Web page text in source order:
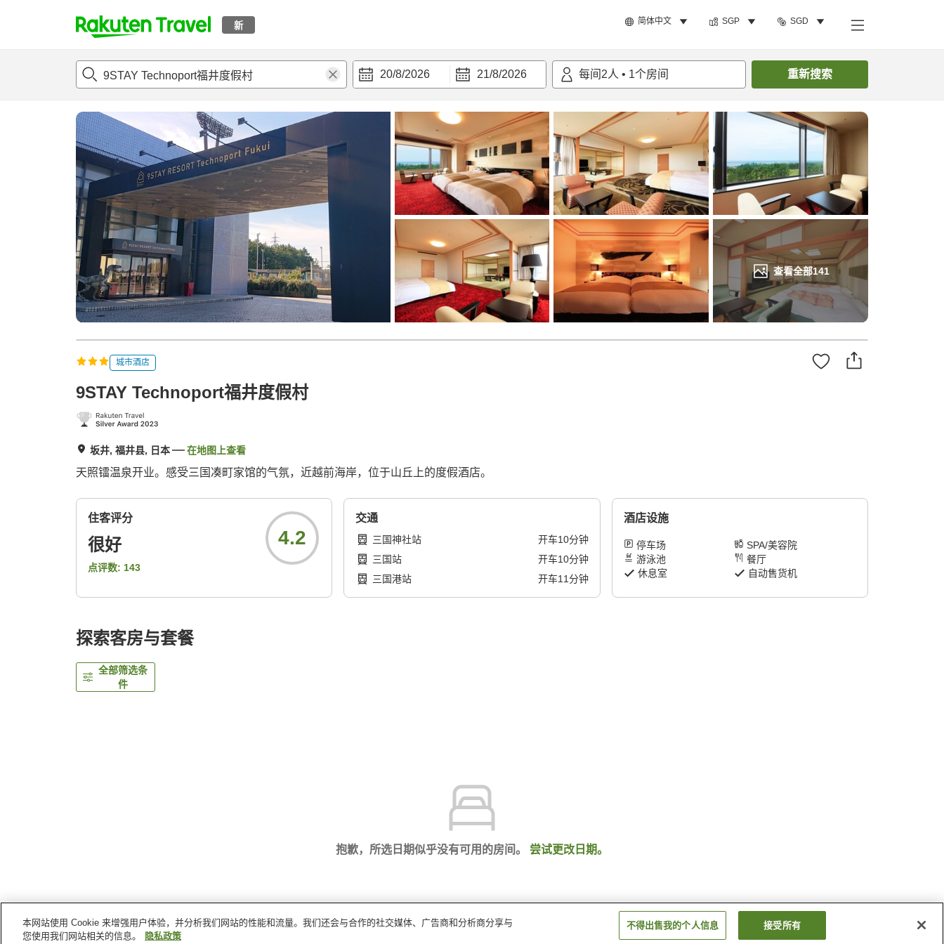
新 简体中文 SGP SGD
t
p
a
g
e
_
e
a
r
c
h
20/8/2026 21/8/2026 每间 2人 • 1个房间 重新搜索
查看全部141
概况 客房及住宿套餐 设施 搜索客房
城市酒店
9STAY Technoport福井度假村
坂井, 福井县, 日本 在地图上查看
天照镭温泉开业。感受三国凑町家馆的气氛，近越前海岸，位于山丘上的度假酒店。
住客评分
很好
点评数: 143
4.2
交通
三国神社站 开车10分钟
三国站
开车10分钟
三国港站
开车11分钟
酒店设施
停车场
SPA/美容院
游泳池
餐厅
休息室
自动售货机
探索客房与套餐
全部筛选条
件
抱歉，所选日期似乎没有可用的房间。 尝试更改日期。
首页 日本 福井县
本网站使用 Cookie 来增强用户体验，并分析我们网站的性能和流量。我们还会与合作的社交媒体、广告商和分析商分享与
您使用我们网站相关的信息。
隐私政策
不得出售我的个人信息 接受所有